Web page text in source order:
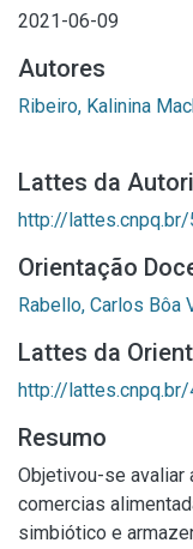
2021-06-09
Autores
Ribeiro, Kalinina
Lattes da
http://
Orientação
Rabello, Carlos Bôa
Lattes da
http://
Resumo
Objetivou-se avaliar
comercias
simbiótico e